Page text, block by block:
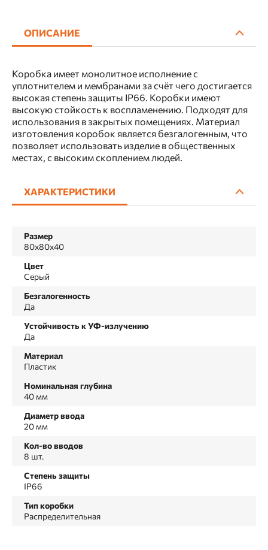
ОПИСАНИЕ
Коробка имеет монолитное исполнение с
уплотнителем и мембранами за счёт чего достигается
высокая степень защиты IP66. Коробки имеют
высокую стойкость к воспламенению. Подходят для
использования в закрытых помещениях. Материал
изготовления коробок является безгалогенным, что
позволяет использовать изделие в общественных
местах, с высоким скоплением людей.
ХАРАКТЕРИСТИКИ
Размер
80х80х40
Цвет
Серый
Безгалогенность
Да
Устойчивость к УФ-излучению
Да
Материал
Пластик
Номинальная глубина
40 мм
Диаметр ввода
20 мм
Кол-во вводов
8 шт.
Степень защиты
IP66
Тип коробки
Распределительная